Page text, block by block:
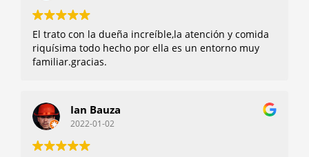
El trato con la dueña increíble,la atención y comida
riquísima todo hecho por ella es un entorno muy
familiar.gracias.
Ian Bauza
2022-01-02